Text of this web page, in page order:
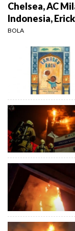
Chelsea, AC
Indonesia,
BOLA